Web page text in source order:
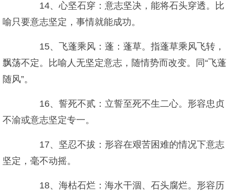
14、心坚石穿：意志坚决，能将石头穿透。比
喻只要意志坚定，事情就能成功。
15、飞蓬乘风：蓬：蓬草。指蓬草乘风飞转，
飘荡不定。比喻人无坚定意志，随情势而改变。同“飞蓬
随风”。
16、誓死不贰：立誓至死不生二心。形容忠贞
不渝或意志坚定专一。
17、坚忍不拔：形容在艰苦困难的情况下意志
坚定，毫不动摇。
18、海枯石烂：海水干涸、石头腐烂。形容历